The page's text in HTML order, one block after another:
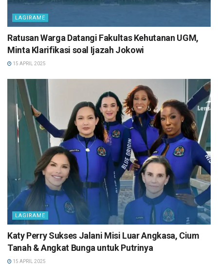
LAGIRAME
Ratusan Warga Datangi Fakultas Kehutanan UGM,
Minta Klarifikasi soal Ijazah Jokowi
15 APRIL 2025
LAGIRAME
Katy Perry Sukses Jalani Misi Luar Angkasa, Cium
Tanah & Angkat Bunga untuk Putrinya
15 APRIL 2025